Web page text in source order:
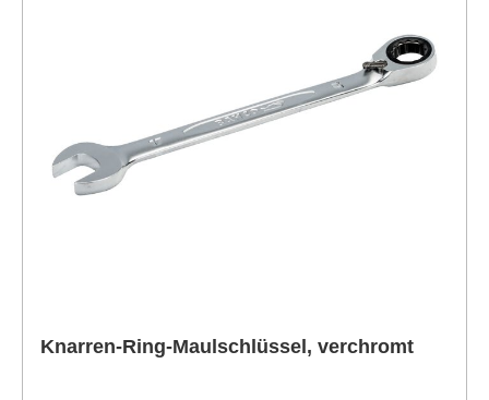
Knarren-Ring-Maulschlüssel, verchromt